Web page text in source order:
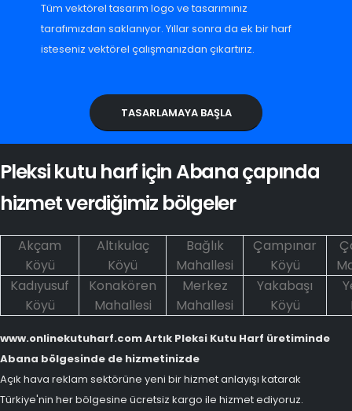
Tüm vektörel tasarım logo ve tasarımınız
tarafımızdan saklanıyor. Yıllar sonra da ek bir harf
isteseniz vektörel çalışmanızdan çıkartırız.
TASARLAMAYA BAŞLA
Pleksi kutu harf için Abana çapında
hizmet verdiğimiz bölgeler
Akçam
Köyü
Altıkulaç
Köyü
Bağlık
Mahallesi
Çampınar
Köyü
Kadıyusuf
Köyü
Konakören
Mahallesi
Merkez
Mahallesi
Yakabaşı
Köyü
www.onlinekutuharf.com Artık Pleksi Kutu Harf üretiminde
Abana bölgesinde de hizmetinizde
Açık hava reklam sektörüne yeni bir hizmet anlayışı katarak
Türkiye'nin her bölgesine ücretsiz kargo ile hizmet ediyoruz.